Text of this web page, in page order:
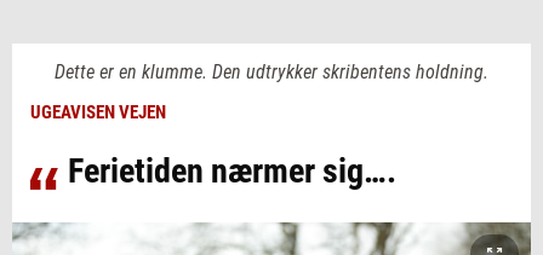
Dette er en klumme. Den udtrykker skribentens holdning.
UGEAVISEN VEJEN
Ferietiden nærmer sig….